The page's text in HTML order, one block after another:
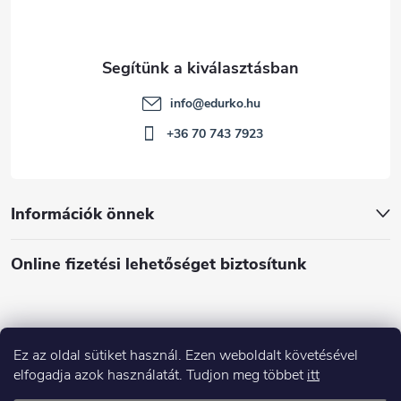
Ez az oldal sütiket használ. Ezen weboldalt követésével
elfogadja azok használatát. Tudjon meg többet itt
Információk önnek
Online fizetési lehetőséget biztosítunk
Á
r
info@edurko.hu
+36 70 743 7923